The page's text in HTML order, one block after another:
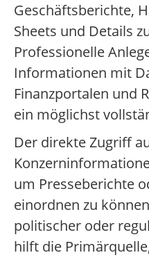
Geschäftsberichte,
Sheets und Details
Professionelle
Informationen mit
Finanzportalen und
ein möglichst
Der direkte Zugriff
um Presseberichte
einordnen zu
politischer oder
hilft die